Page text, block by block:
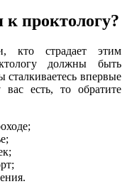
к проктологу?
кто страдает этим
должны быть
впервые
есть, то обратите